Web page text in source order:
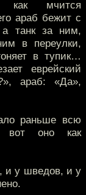
как мчится
араб бежит с
а танк за ним,
в переулки,
в тупик…
еврейский
араб: «Да»,
раньше всю
вот оно как
и у шведов, и у